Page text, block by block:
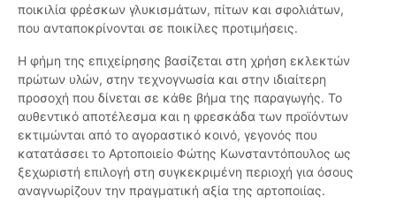
ποικιλία φρέσκων γλυκισμάτων, πίτων και σφολιάτων,
που ανταποκρίνονται σε ποικίλες προτιμήσεις.
Η φήμη της επιχείρησης βασίζεται στη χρήση εκλεκτών
πρώτων υλών, στην τεχνογνωσία και στην ιδιαίτερη
προσοχή που δίνεται σε κάθε βήμα της παραγωγής. Το
αυθεντικό αποτέλεσμα και η φρεσκάδα των προϊόντων
εκτιμώνται από το αγοραστικό κοινό, γεγονός που
κατατάσσει το Αρτοποιείο Φώτης Κωνσταντόπουλος ως
ξεχωριστή επιλογή στη συγκεκριμένη περιοχή για όσους
αναγνωρίζουν την πραγματική αξία της αρτοποιίας.